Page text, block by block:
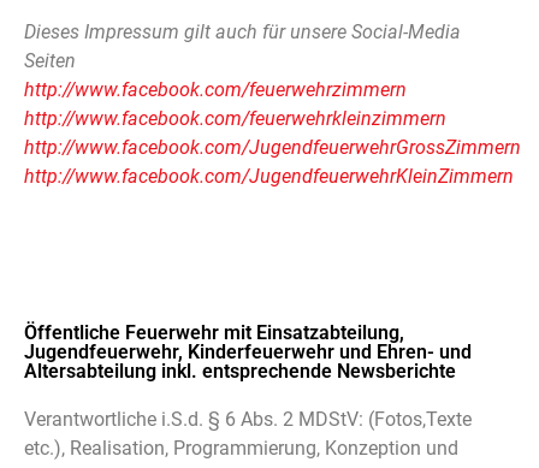
Dieses Impressum gilt auch für unsere Social-Media
Seiten
http://www.facebook.com/feuerwehrzimmern
http://www.facebook.com/feuerwehrkleinzimmern
http://www.facebook.com/JugendfeuerwehrGrossZimmern
http://www.facebook.com/JugendfeuerwehrKleinZimmern
Öffentliche Feuerwehr mit Einsatzabteilung,
Jugendfeuerwehr, Kinderfeuerwehr und Ehren- und
Altersabteilung inkl. entsprechende Newsberichte
Verantwortliche i.S.d. § 6 Abs. 2 MDStV: (Fotos,Texte
etc.), Realisation, Programmierung, Konzeption und